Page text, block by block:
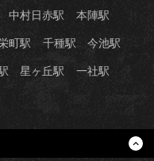
中村日赤駅 本陣駅
町駅 千種駅 今池駅
星ヶ丘駅 一社駅